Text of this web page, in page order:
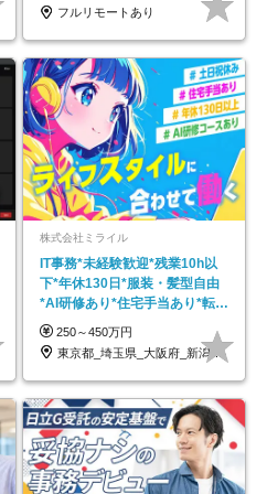
フルリモートあり
株式会社ミライル
IT事務*未経験歓迎*残業10h以
下*年休130日*服装・髪型自由
*AI研修あり*住宅手当あり*転勤
なし
250～450万円
東京都_埼玉県_大阪府_新潟県_福岡県